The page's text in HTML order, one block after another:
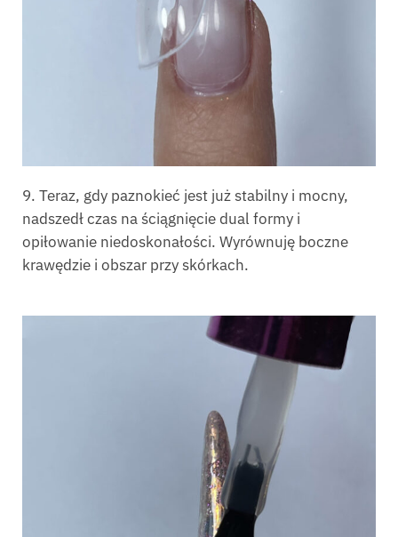
9. Teraz, gdy paznokieć jest już stabilny i mocny,
nadszedł czas na ściągnięcie dual formy i
opiłowanie niedoskonałości. Wyrównuję boczne
krawędzie i obszar przy skórkach.